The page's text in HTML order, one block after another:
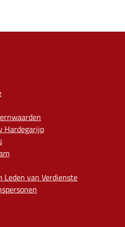
Hardegarijp
Leden van Verdienste